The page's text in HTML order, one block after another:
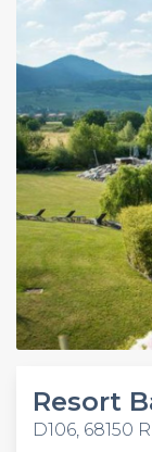
Resort
D106, 68150